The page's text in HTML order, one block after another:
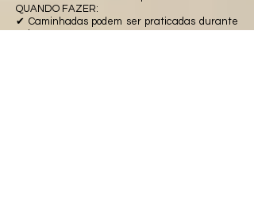
​QUANDO FAZER:
✔ Caminhadas podem ser praticadas durante
todo o ano;